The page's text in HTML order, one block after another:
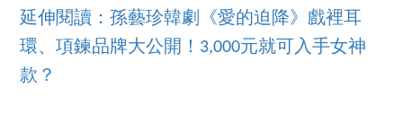
延伸閱讀：孫藝珍韓劇《愛的迫降》戲裡耳
環、項鍊品牌大公開！3,000元就可入手女神
款？